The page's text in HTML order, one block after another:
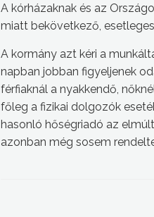
A kórházaknak és az
miatt bekövetkező,
A kormány azt kéri a
napban jobban figyeljenek
férfiaknál a nyakkendő,
főleg a fizikai dolgozók
hasonló hőségriadó az
azonban még sosem